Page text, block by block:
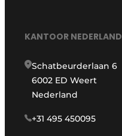
KANTOOR NEDERLAND
Schatbeurderlaan 6
6002 ED Weert
Nederland
+31 495 450095